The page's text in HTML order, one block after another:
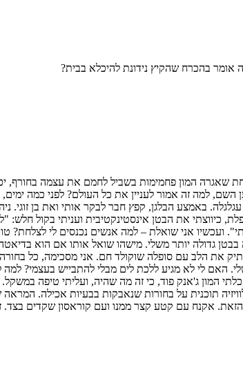
בהכרח שהקיץ נידונת להיכלא בבית?
המון פחמימות בשביל לחמם את עצמה בחורף,
למה זה אמור לעניין את כל העולם? לפני כמה
באמצע הבלגן, קפץ חבר לבקר אותי ואת בן
כיווצתי את הבטן אינסטינקטיבית ועניתי בקול
ועכשיו אני שואלת – למה אנשים נכנסים לי לצלחת?
גדולה יותר משלי. מישהו שואל אותו אם הוא
האם לי לא מגיע ללכת לים מבלי להתבייש בעצמי?
המון ג'אנק פוד, כי זה מה שהיה, ועליתי טיפה
תוכנית על בחורות שנאבקות בבעיות אכילה.
אקנח עם קטע קצר ממנו ועם קוראסון שקדים בצד.